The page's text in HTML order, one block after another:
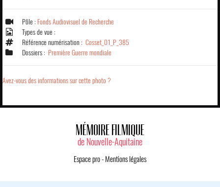
Pôle : Fonds Audiovisuel de Recherche
Types de vue :
Référence numérisation : Cosset_01_P_385
Dossiers : Première Guerre mondiale
Avez-vous des informations sur cette photo ?
MÉMOIRE FILMIQUE
de Nouvelle-Aquitaine
Espace pro- Mentions légales